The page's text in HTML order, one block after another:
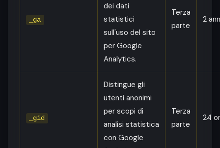
_ga
dei dati
statistici
sull'uso del sito
per Google
Analytics.
Terza
parte
2
_gid
Distingue gli
utenti anonimi
per scopi di
analisi statistica
con Google
Terza
parte
24